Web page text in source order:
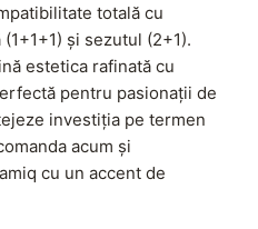
totală cu
și sezutul (2+1).
estetica rafinată cu
pentru pasionații de
investiția pe termen
acum și
cu un accent de